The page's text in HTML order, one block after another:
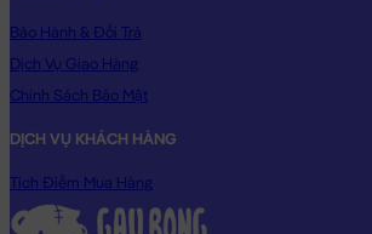
Bảo Hành & Đổi Trả
Dịch Vụ Giao Hàng
Chính Sách Bảo Mật
DỊCH VỤ KHÁCH HÀNG
Tích Điểm Mua Hàng